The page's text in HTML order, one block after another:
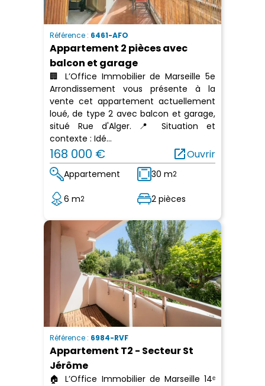
Référence : 6461-AFO
Appartement 2 pièces avec
balcon et garage
🏢 L’Office Immobilier de Marseille 5e
Arrondissement vous présente à la
vente cet appartement actuellement
loué, de type 2 avec balcon et garage,
situé Rue d'Alger. 📍 Situation et
contexte : Idé...
168 000 € open_in_newOuvrir
Appartement 30 m2
6 m2 2 pièces
Référence : 6984-RVF
Appartement T2 - Secteur St
Jérôme
🏠 L’Office Immobilier de Marseille 14ᵉ